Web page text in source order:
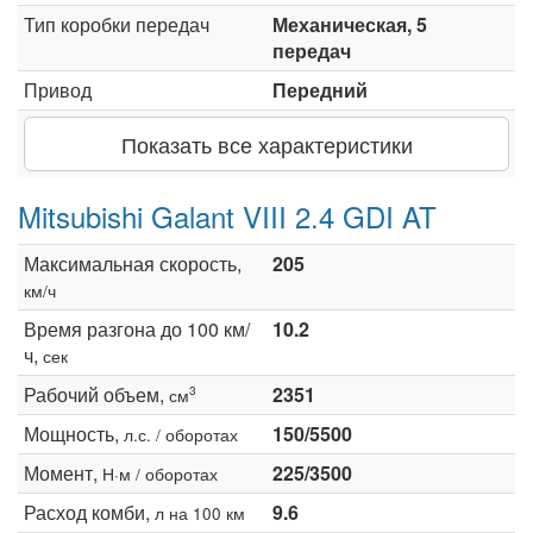
Тип коробки передач
Механическая, 5
передач
Привод
Передний
Показать все характеристики
Mitsubishi Galant VIII 2.4 GDI AT
Максимальная скорость,
км/ч
205
Время разгона до 100 км/
ч, сек
10.2
Рабочий объем, см3
2351
Мощность, л.с. / оборотах
150/5500
Момент, Н·м / оборотах
225/3500
Расход комби, л на 100 км
9.6